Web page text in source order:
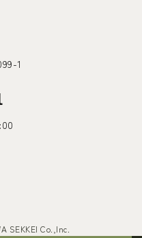
1
SEKKEI Co.,Inc.